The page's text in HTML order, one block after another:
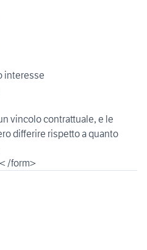
interesse
vincolo contrattuale, e le
differire rispetto a quanto
/form>